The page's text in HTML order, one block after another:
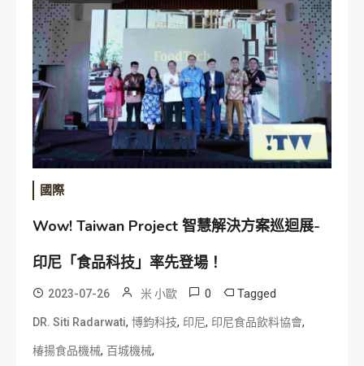
國際
Wow! Taiwan Project 智慧解決方案巡迴展-
印尼「食品科技」率先登場！
2023-07-26 米 小歐 0 Tagged
DR. Siti Radarwati, 博鈞科技, 印尼, 印尼食品飲料協會,
椿揚食品機械, 百城機械,